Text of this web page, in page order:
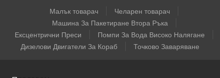
Малък товарач
Челарен товарач
Машина За Пакетиране Втора Ръка
Ексцентрични Преси
Помпи За Вода Високо Налягане
Дизелови Двигатели За Кораб
Точково Заваряване